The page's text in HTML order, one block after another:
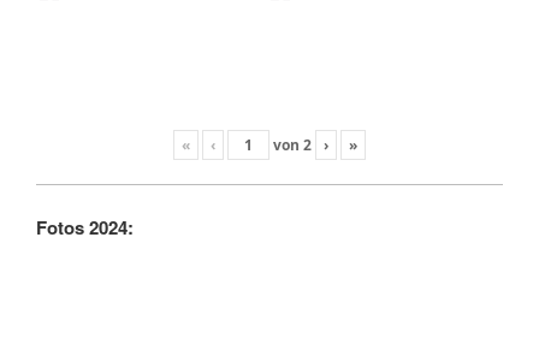
« ‹ von 2 › »
Fotos 2024: